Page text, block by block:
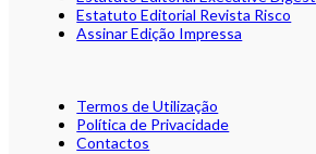
Estatuto Editorial Revista Risco
Assinar Edição Impressa
Termos de Utilização
Política de Privacidade
Contactos